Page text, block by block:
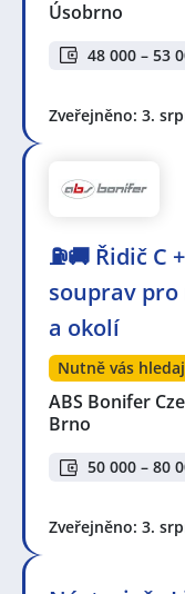
Úsobrno
48 000 – 53
Zveřejněno: 3.
⛽🚚 Řidič C
souprav pro
a okolí
Nutně vás
ABS Bonifer
Brno
50 000 – 80
Zveřejněno: 3.